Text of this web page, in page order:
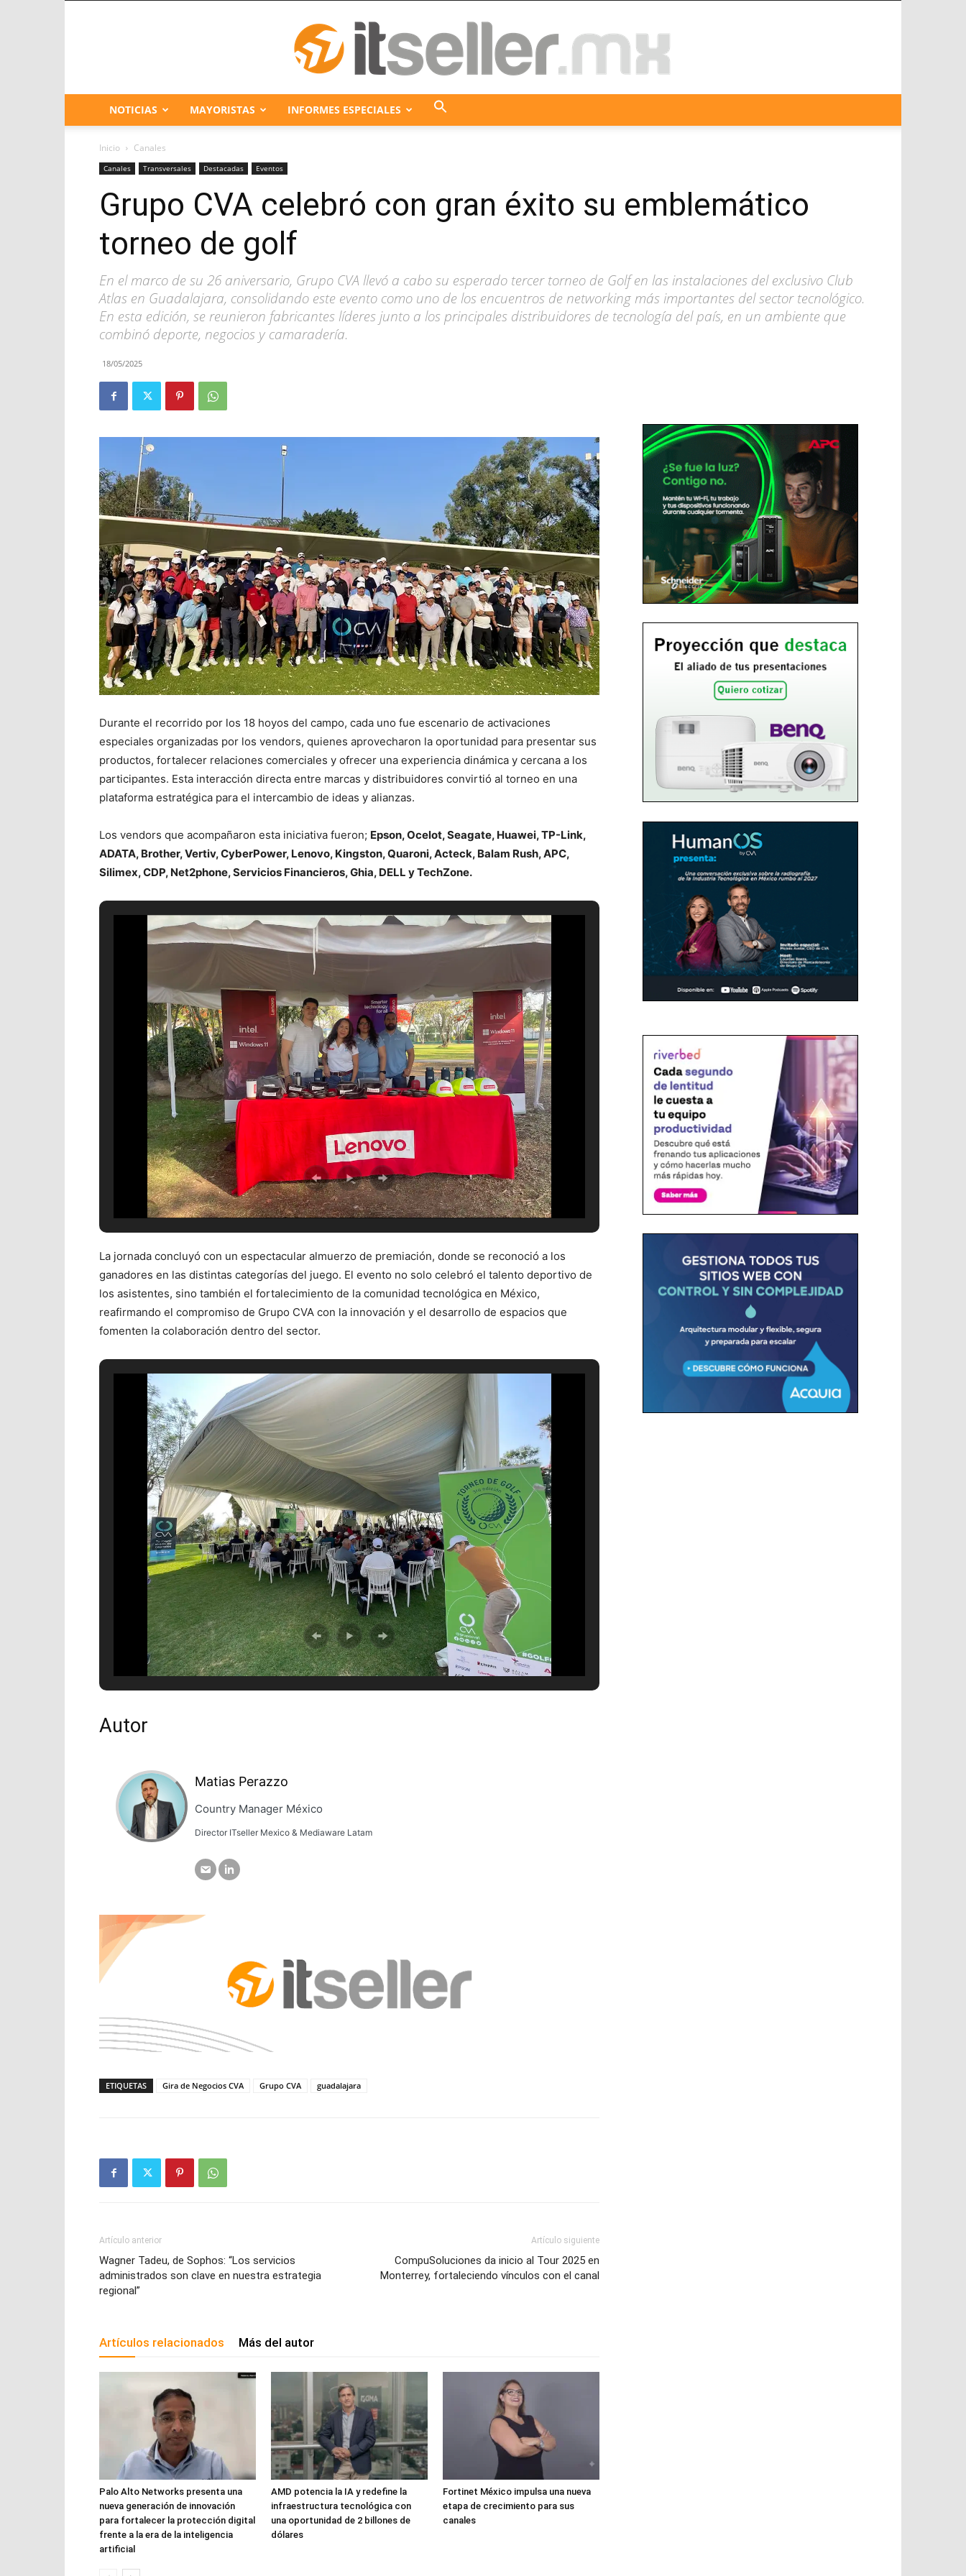
ITseller
NOTICIAS MAYORISTAS INFORMES ESPECIALES
Inicio Canales
Canales Transversales Destacadas Eventos
Grupo CVA celebró con gran éxito su emblemático
torneo de golf
En el marco de su 26 aniversario, Grupo CVA llevó a cabo su esperado tercer torneo de Golf en las instalaciones del exclusivo Club
Atlas en Guadalajara, consolidando este evento como uno de los encuentros de networking más importantes del sector tecnológico.
En esta edición, se reunieron fabricantes líderes junto a los principales distribuidores de tecnología del país, en un ambiente que
combinó deporte, negocios y camaradería.
18/05/2025
Durante el recorrido por los 18 hoyos del campo, cada uno fue escenario de activaciones
especiales organizadas por los vendors, quienes aprovecharon la oportunidad para presentar sus
productos, fortalecer relaciones comerciales y ofrecer una experiencia dinámica y cercana a los
participantes. Esta interacción directa entre marcas y distribuidores convirtió al torneo en una
plataforma estratégica para el intercambio de ideas y alianzas.
Los vendors que ​acompañaron esta iniciativa fueron; Epson, Ocelot, Seagate, Huawei, TP-Link,
ADATA, Brother, Vertiv, CyberPower, Lenovo, Kingston, Quaroni, Acteck, Balam Rush, APC,
Silimex, CDP, Net2phone, Servicios Financieros, Ghia, DELL y TechZone.
La jornada concluyó con un espectacular almuerzo de premiación, donde se reconoció a los
ganadores en las distintas categorías del juego. El evento no solo celebró el talento deportivo de
los asistentes, sino también el fortalecimiento de la comunidad tecnológica en México,
reafirmando el compromiso de Grupo CVA con la innovación y el desarrollo de espacios que
fomenten la colaboración dentro del sector.
Autor
Matias Perazzo
Country Manager México
Director ITseller Mexico & Mediaware Latam
ETIQUETAS Gira de Negocios CVA Grupo CVA guadalajara
Artículo anterior
Wagner Tadeu, de Sophos: “Los servicios
administrados son clave en nuestra estrategia
regional”
Artículo siguiente
CompuSoluciones da inicio al Tour 2025 en
Monterrey, fortaleciendo vínculos con el canal
Artículos relacionados Más del autor
Palo Alto Networks presenta una
nueva generación de innovación
para fortalecer la protección digital
frente a la era de la inteligencia
artificial
AMD potencia la IA y redefine la
infraestructura tecnológica con
una oportunidad de 2 billones de
dólares
Fortinet México impulsa una nueva
etapa de crecimiento para sus
canales